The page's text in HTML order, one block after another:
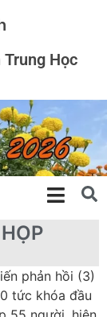
Học
phản hồi (3)
tức khóa đầu